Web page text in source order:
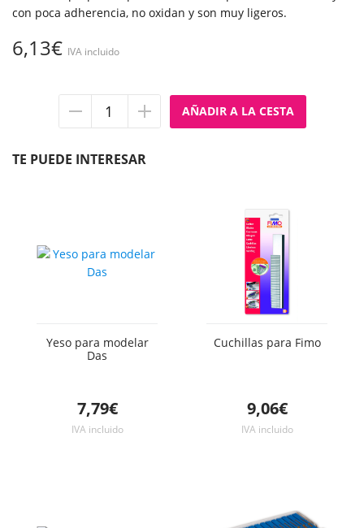
con poca adherencia, no oxidan y son muy ligeros.
6,13€ IVA incluido
TE PUEDE INTERESAR
Yeso para modelar
Das
7,79€
IVA incluido
Cuchillas para Fimo
9,06€
IVA incluido